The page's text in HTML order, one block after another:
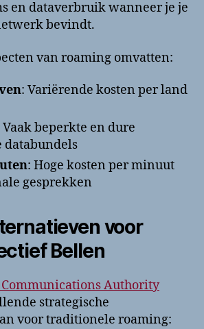
en dataverbruik wanneer je je
bevindt.
van roaming omvatten:
: Variërende kosten per land
Vaak beperkte en dure
: Hoge kosten per minuut
gesprekken
voor
Bellen
Communications Authority
strategische
voor traditionele roaming: